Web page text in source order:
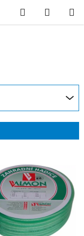
Hledat
KOŠÍK